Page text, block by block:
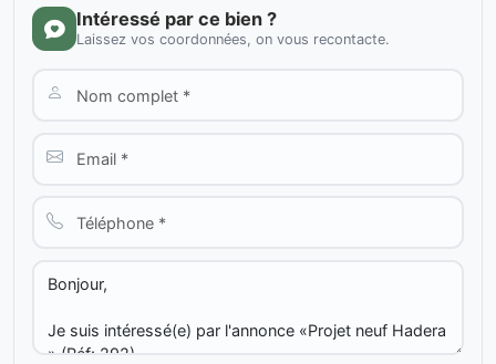
Intéressé par ce bien ?
Laissez vos coordonnées, on vous recontacte.